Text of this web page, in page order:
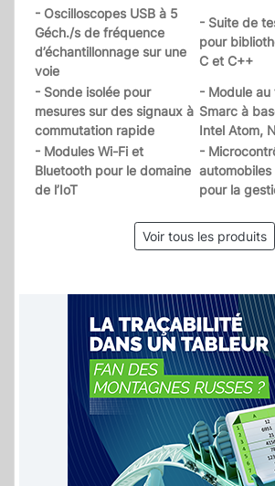
- Oscilloscopes USB à 5
Géch./s de fréquence
d’échantillonnage sur une
voie
- Suite de
pour
C et C++
- Sonde isolée pour
mesures sur des signaux à
commutation rapide
- Module
Smarc à
Intel Atom,
- Modules Wi-Fi et
Bluetooth pour le domaine
de l’IoT
-
pour la
Voir tous les produits